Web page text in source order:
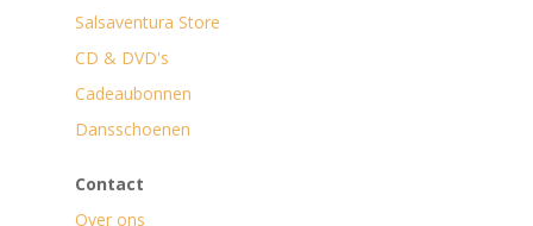
Salsaventura Store
CD & DVD's
Cadeaubonnen
Dansschoenen
Contact
Over ons